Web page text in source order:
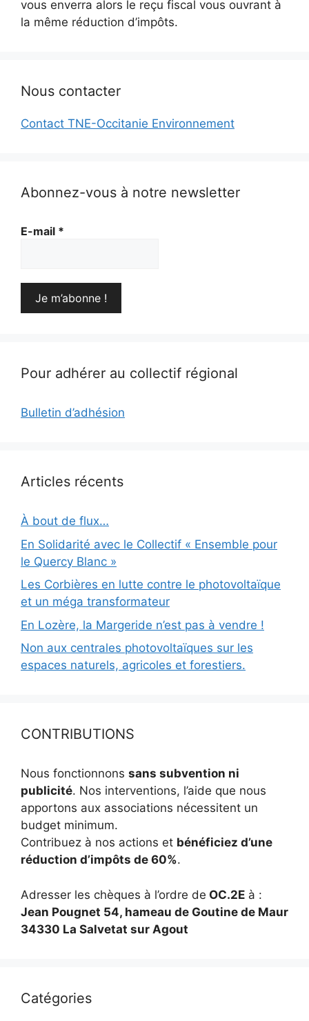
vous enverra alors le reçu fiscal vous ouvrant à
la même réduction d’impôts.
Nous contacter
Contact TNE-Occitanie Environnement
Abonnez-vous à notre newsletter
E-mail *
Pour adhérer au collectif régional
Bulletin d’adhésion
Articles récents
À bout de flux…
En Solidarité avec le Collectif « Ensemble pour
le Quercy Blanc »
Les Corbières en lutte contre le photovoltaïque
et un méga transformateur
En Lozère, la Margeride n’est pas à vendre !
Non aux centrales photovoltaïques sur les
espaces naturels, agricoles et forestiers.
CONTRIBUTIONS
Nous fonctionnons sans subvention ni
publicité. Nos interventions, l’aide que nous
apportons aux associations nécessitent un
budget minimum.
Contribuez à nos actions et bénéficiez d’une
réduction d’impôts de 60%.
Adresser les chèques à l’ordre de OC.2E à :
Jean Pougnet 54, hameau de Goutine de Maur
34330 La Salvetat sur Agout
Catégories